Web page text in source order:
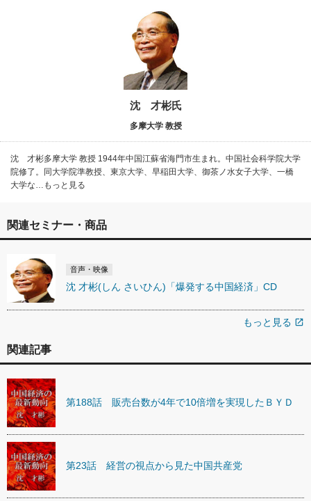
沈 才彬氏
多摩大学 教授
沈 才彬多摩大学 教授 1944年中国江蘇省海門市生まれ。中国社会科学院大学
院修了。同大学院準教授、東京大学、早稲田大学、御茶ノ水女子大学、一橋
大学な…もっと見る
関連セミナー・商品
音声・映像
沈 才彬(しん さいひん)「爆発する中国経済」CD
もっと見る open_in_new
関連記事
第188話 販売台数が4年で10倍増を実現したＢＹＤ
第23話 経営の視点から見た中国共産党